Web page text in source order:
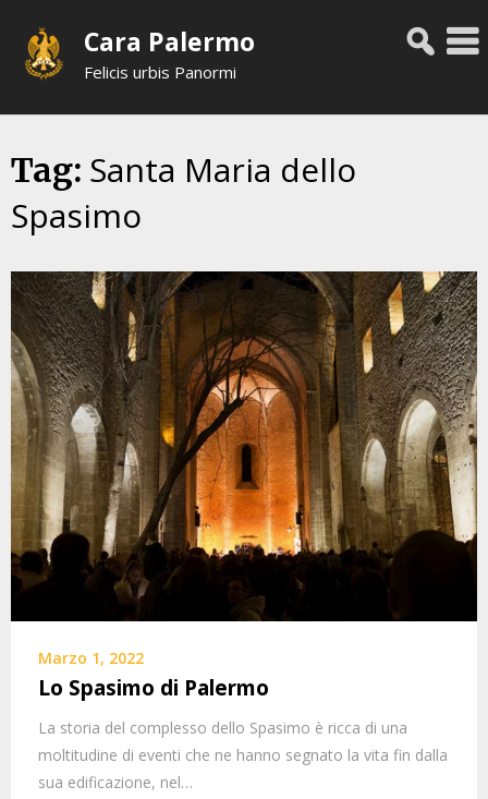
content
Cara Palermo
Felicis urbis Panormi
Tag: Santa Maria dello
Spasimo
Marzo 1, 2022
Lo Spasimo di Palermo
La storia del complesso dello Spasimo è ricca di una
moltitudine di eventi che ne hanno segnato la vita fin dalla
sua edificazione, nel…